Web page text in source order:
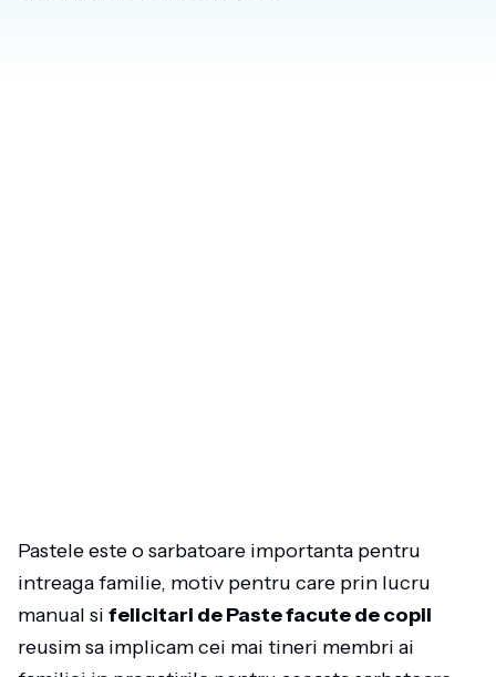
Pastele este o sarbatoare importanta pentru
intreaga familie, motiv pentru care prin lucru
manual si felicitari de Paste facute de copii
reusim sa implicam cei mai tineri membri ai